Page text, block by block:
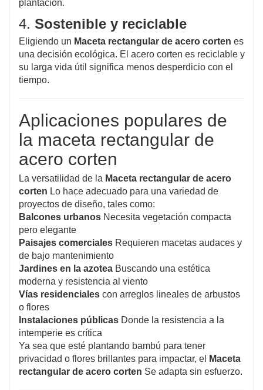
plantación.
4. Sostenible y reciclable
Eligiendo un Maceta rectangular de acero corten es
una decisión ecológica. El acero corten es reciclable y
su larga vida útil significa menos desperdicio con el
tiempo.
Aplicaciones populares de
la maceta rectangular de
acero corten
La versatilidad de la Maceta rectangular de acero
corten Lo hace adecuado para una variedad de
proyectos de diseño, tales como:
Balcones urbanos Necesita vegetación compacta
pero elegante
Paisajes comerciales Requieren macetas audaces y
de bajo mantenimiento
Jardines en la azotea Buscando una estética
moderna y resistencia al viento
Vías residenciales con arreglos lineales de arbustos
o flores
Instalaciones públicas Donde la resistencia a la
intemperie es crítica
Ya sea que esté plantando bambú para tener
privacidad o flores brillantes para impactar, el
Maceta
rectangular de acero corten Se adapta sin esfuerzo.